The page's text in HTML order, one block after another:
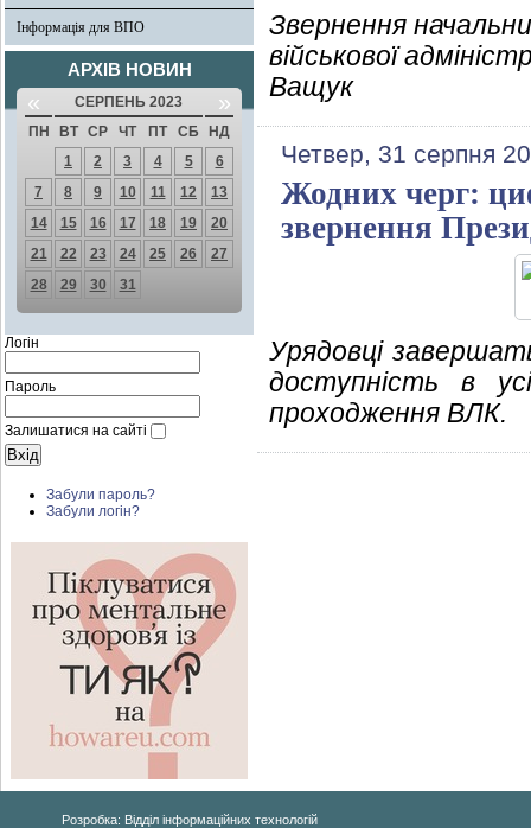
Інформація для ВПО
АРХІВ НОВИН
« СЕРПЕНЬ 2023 »
ПН ВТ СР ЧТ ПТ СБ
НД
1
2 3 4 5
6
7
8 9 10 11 12
13
14
15 16 17 18 19
20
21
22 23 24 25 26
27
28
29 30 31
Логін
Пароль
Залишатися на сайті
Забули пароль?
Забули логін?
Звернення
військової
Ващук
Четвер, 31 серпня
Жодних черг:
звернення
Урядовці
доступність в
проходження ВЛК.
Розробка: Відділ інформаційних технологій